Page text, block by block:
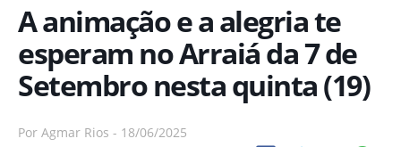
A animação e a alegria te
esperam no Arraiá da 7 de
Setembro nesta quinta (19)
Por Agmar Rios - 18/06/2025